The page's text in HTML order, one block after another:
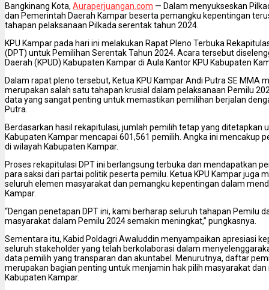
Bangkinang Kota, Auraperjuangan.com — Dalam menyukseskan
dan Pemerintah Daerah Kampar beserta pemangku kepentingan
tahapan pelaksanaan Pilkada serentak tahun 2024.
KPU Kampar pada hari ini melakukan Rapat Pleno Terbuka
(DPT) untuk Pemilihan Serentak Tahun 2024. Acara tersebut
Daerah (KPUD) Kabupaten Kampar di Aula Kantor KPU Kabupaten
Dalam rapat pleno tersebut, Ketua KPU Kampar Andi Putra SE MMA
merupakan salah satu tahapan krusial dalam pelaksanaan Pemilu
data yang sangat penting untuk memastikan pemilihan berjalan
Putra.
Berdasarkan hasil rekapitulasi, jumlah pemilih tetap yang ditetapkan
Kabupaten Kampar mencapai 601,561 pemilih. Angka ini mencakup
di wilayah Kabupaten Kampar.
Proses rekapitulasi DPT ini berlangsung terbuka dan mendapatkan
para saksi dari partai politik peserta pemilu. Ketua KPU Kampar juga
seluruh elemen masyarakat dan pemangku kepentingan dalam
Kampar.
“Dengan penetapan DPT ini, kami berharap seluruh tahapan Pemilu
masyarakat dalam Pemilu 2024 semakin meningkat,” pungkasnya.
Sementara itu, Kabid Poldagri Awaluddin menyampaikan apresiasi
seluruh stakeholder yang telah berkolaborasi dalam
data pemilih yang transparan dan akuntabel. Menurutnya, daftar
merupakan bagian penting untuk menjamin hak pilih masyarakat
Kabupaten Kampar.